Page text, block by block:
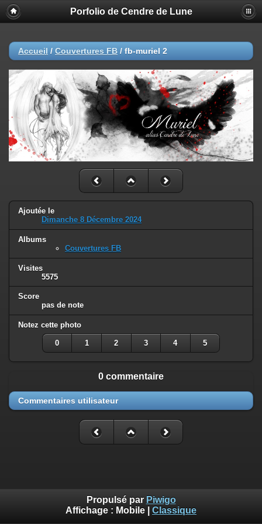
Porfolio de Cendre de Lune
Accueil / Couvertures FB / fb-muriel 2
Ajoutée le
Dimanche 8 Décembre 2024
Albums
Couvertures FB
Visites
5575
Score
pas de note
Notez cette photo
0 1 2 3 4 5
0 commentaire
Commentaires utilisateur
Propulsé par Piwigo
Affichage : Mobile Classique